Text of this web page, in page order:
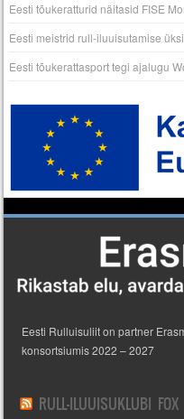
Eesti tõukeratturid näitasid FISE
Eesti meistrid rull-iluuisutamise
Eesti tõukerattasport tegi ajalugu
Eesti Rulluisuliit on partner
konsortsiumis 2022 – 2027
RULL-ILUUISUKLUBI FOX